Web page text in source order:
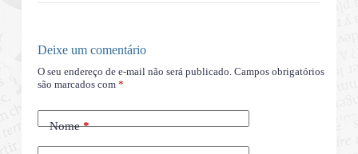
Deixe um comentário
O seu endereço de e-mail não será publicado. Campos obrigatórios
são marcados com *
Nome*